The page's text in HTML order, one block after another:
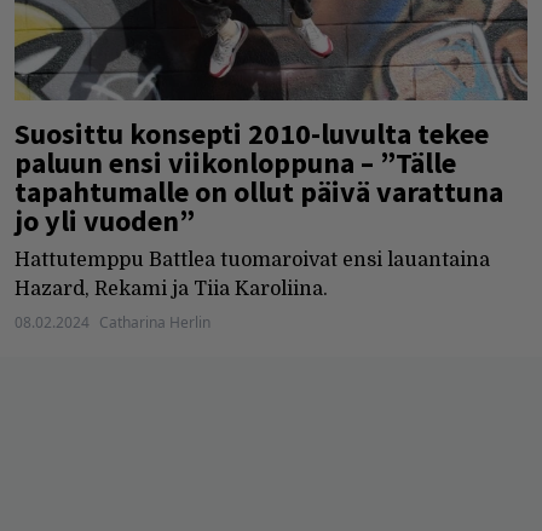
Suosittu konsepti 2010-luvulta tekee
paluun ensi viikonloppuna – ”Tälle
tapahtumalle on ollut päivä varattuna
jo yli vuoden”
Hattutemppu Battlea tuomaroivat ensi lauantaina
Hazard, Rekami ja Tiia Karoliina.
08.02.2024 Catharina Herlin